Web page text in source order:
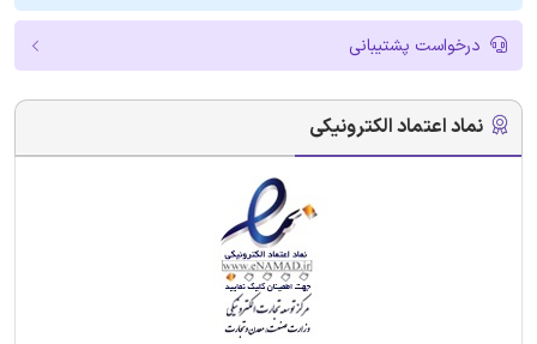
درخواست پشتیبانی
نماد اعتماد الکترونیکی